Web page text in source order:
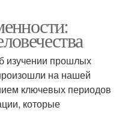
изучении прошлых
на нашей
ключевых периодов
которые